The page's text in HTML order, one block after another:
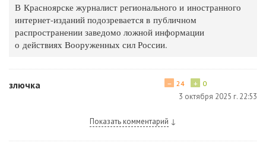
В Красноярске журналист регионального и иностранного
интернет-изданий подозревается в публичном
распространении заведомо ложной информации
о действиях Вооруженных сил России.
злючка + 0
− 24
3 октября 2025 г. 22:53
Показать комментарий ↓